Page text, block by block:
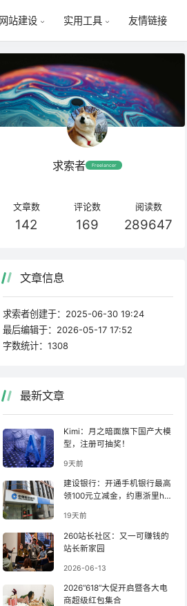
网站建设 实用工具 友情链接
求索者 Freelancer
文章数
142
评论数
169
阅读数
289647
文章信息
求索者创建于： 2025-06-30 19:24
最后编辑于： 2026-05-17 17:52
字数统计：1308
最新文章
Kimi：月之暗面旗下国产大模
型，注册可抽奖！
9天前
建设银行：开通手机银行最高
领100元立减金，约惠浙里ha
19天前
260站长社区：又一可赚钱的
站长新家园
2026-06-13
2026“618”大促开启暨各大电
商超级红包集合